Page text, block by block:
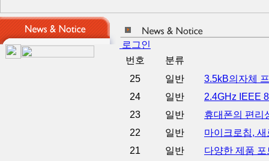
로그인
번호
분류
25
일반
3.5kB의자체
24
일반
2.4GHz IEEE
23
일반
휴대폰의 편리
22
일반
마이크로칩,
21
일반
다양한 제품